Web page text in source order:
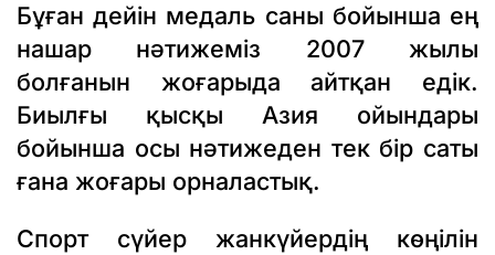
Бұған дейін медаль саны бойынша ең
нашар нәтижеміз 2007 жылы
болғанын жоғарыда айтқан едік.
Биылғы қысқы Азия ойындары
бойынша осы нәтижеден тек бір саты
ғана жоғары орналастық.
Спорт сүйер жанкүйердің көңілін